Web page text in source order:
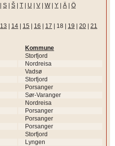
S Š T U V W| Y Ä Ö
13 14 15 16 17 18 19 20
21
Kommune
Storfjord
Nordreisa
Vadsø
Storfjord
Porsanger
Sør-Varanger
Nordreisa
Porsanger
Porsanger
Porsanger
Storfjord
Lyngen